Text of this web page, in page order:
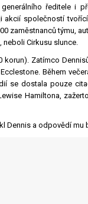
ředitele i
společností
zaměstnanců týmu,
neboli Cirkusu slunce.
Zatímco
Během
se dostala pouze
Hamiltona,
Dennis a odpovědí mu